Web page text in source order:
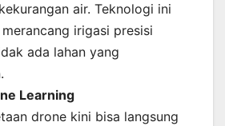
air. Teknologi ini
irigasi presisi
ada lahan yang
Learning
drone kini bisa langsung